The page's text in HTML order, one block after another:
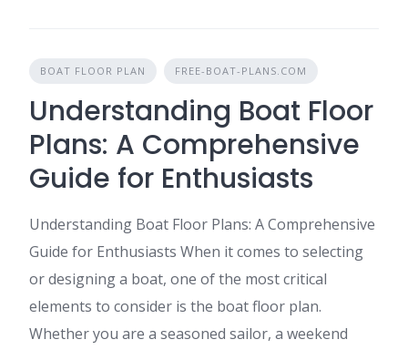
BOAT FLOOR PLAN FREE-BOAT-PLANS.COM
Understanding Boat Floor
Plans: A Comprehensive
Guide for Enthusiasts
Understanding Boat Floor Plans: A Comprehensive
Guide for Enthusiasts When it comes to selecting
or designing a boat, one of the most critical
elements to consider is the boat floor plan.
Whether you are a seasoned sailor, a weekend